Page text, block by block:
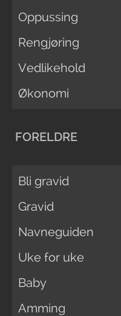
Oppussing
Rengjøring
Vedlikehold
Økonomi
FORELDRE
Bli gravid
Gravid
Navneguiden
Uke for uke
Baby
Amming